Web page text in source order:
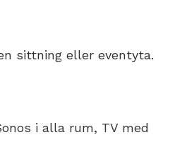
sittning eller eventyta.
i alla rum, TV med